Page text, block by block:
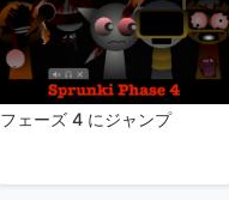
フェーズ 4 にジャンプ